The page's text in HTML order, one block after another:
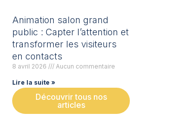
Animation salon grand
public : Capter l’attention et
transformer les visiteurs
en contacts
8 avril 2026 Aucun commentaire
Lire la suite »
Découvrir tous nos
articles